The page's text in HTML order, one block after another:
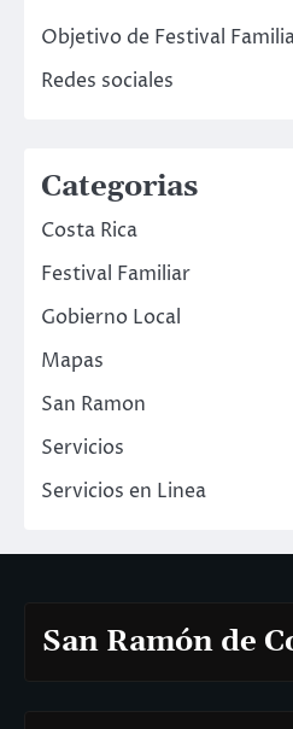
Objetivo de Festival
Redes sociales
Categorias
Costa Rica
Festival Familiar
Gobierno Local
Mapas
San Ramon
Servicios
Servicios en Linea
San Ramón de